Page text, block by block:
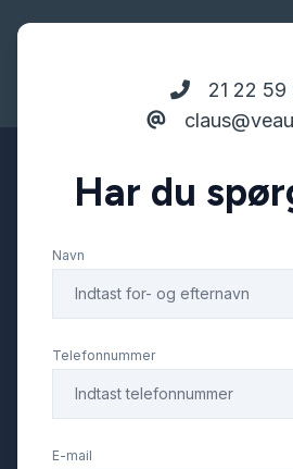
21 22 59
Har du
Navn
Telefonnummer
E-mail